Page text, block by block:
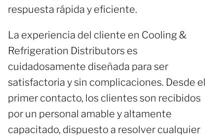
respuesta rápida y eficiente.
La experiencia del cliente en Cooling &
Refrigeration Distributors es
cuidadosamente diseñada para ser
satisfactoria y sin complicaciones. Desde el
primer contacto, los clientes son recibidos
por un personal amable y altamente
capacitado, dispuesto a resolver cualquier